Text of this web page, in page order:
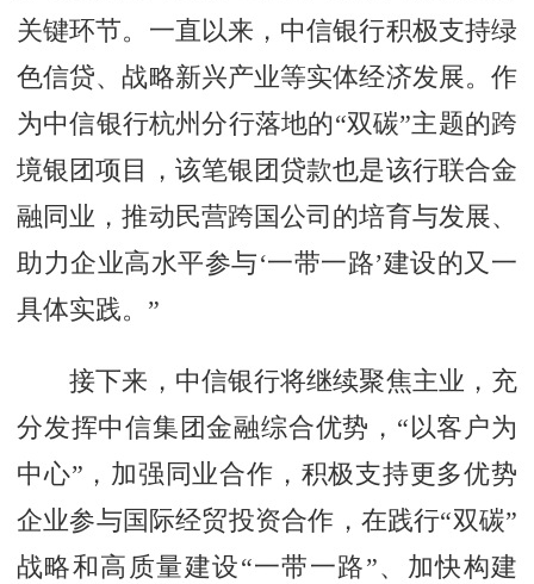
关键环节。一直以来，中信银行积极支持绿
色信贷、战略新兴产业等实体经济发展。作
为中信银行杭州分行落地的“双碳”主题的跨
境银团项目，该笔银团贷款也是该行联合金
融同业，推动民营跨国公司的培育与发展、
助力企业高水平参与‘一带一路’建设的又一
具体实践。”
接下来，中信银行将继续聚焦主业，充
分发挥中信集团金融综合优势，“以客户为
中心”，加强同业合作，积极支持更多优势
企业参与国际经贸投资合作，在践行“双碳”
战略和高质量建设“一带一路”、加快构建